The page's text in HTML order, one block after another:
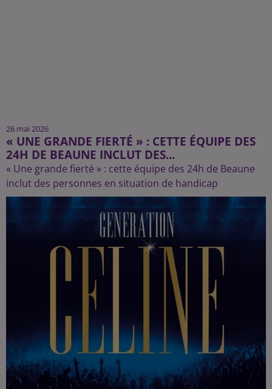
26 mai 2026
« UNE GRANDE FIERTÉ » : CETTE ÉQUIPE DES
24H DE BEAUNE INCLUT DES...
« Une grande fierté » : cette équipe des 24h de Beaune
inclut des personnes en situation de handicap